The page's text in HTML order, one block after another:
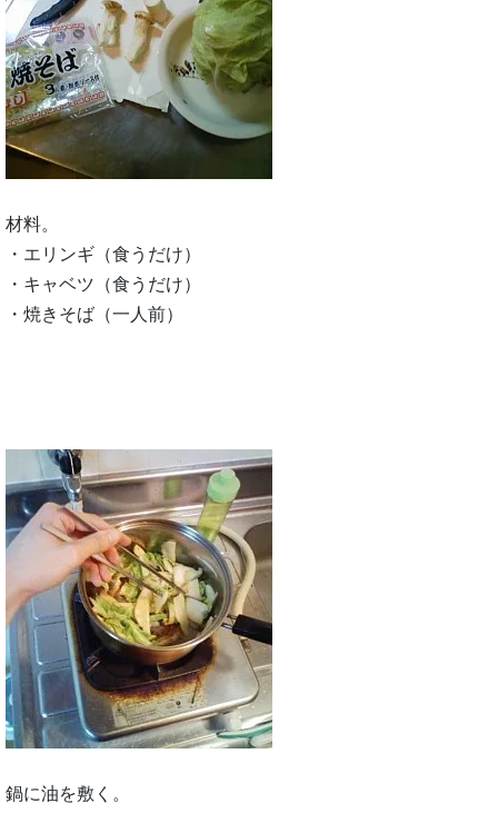
材料。
・エリンギ（食うだけ）
・キャベツ（食うだけ）
・焼きそば（一人前）
鍋に油を敷く。